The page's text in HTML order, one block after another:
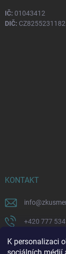
K personalizaci
IČ: 01043412
DIČ: CZ8255231182
KONTAKT
info@
+420 777
https://